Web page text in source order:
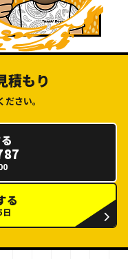
積もり
さい。
る
日